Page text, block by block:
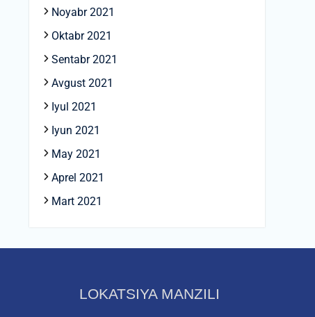
Noyabr 2021
Oktabr 2021
Sentabr 2021
Avgust 2021
Iyul 2021
Iyun 2021
May 2021
Aprel 2021
Mart 2021
LOKATSIYA MANZILI